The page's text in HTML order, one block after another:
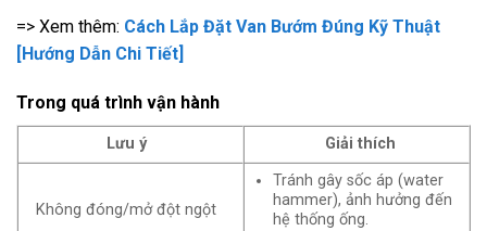
=> Xem thêm: Cách Lắp Đặt Van Bướm Đúng Kỹ Thuật
[Hướng Dẫn Chi Tiết]
Trong quá trình vận hành
Lưu ý Giải thích
Không đóng/mở đột ngột
Tránh gây sốc áp (water
hammer), ảnh hưởng đến
hệ thống ống.